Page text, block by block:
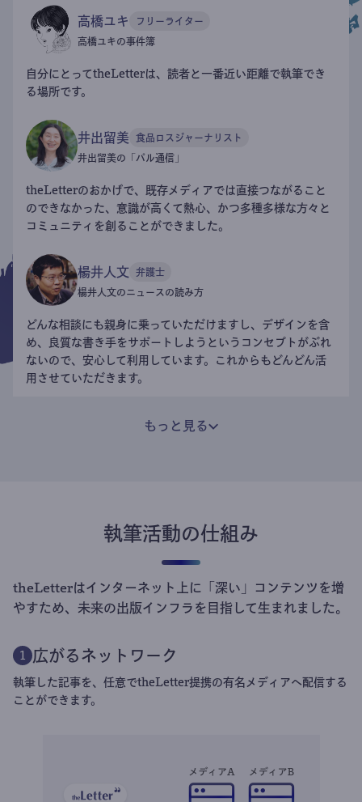
高橋ユキ フリーライター
高橋ユキの事件簿
自分にとってtheLetterは、読者と一番近い距離で執筆でき
る場所です。
井出留美 食品ロスジャーナリスト
井出留美の「パル通信」
theLetterのおかげで、既存メディアでは直接つながること
のできなかった、意識が高くて熱心、かつ多種多様な方々と
コミュニティを創ることができました。
楊井人文 弁護士
楊井人文のニュースの読み方
どんな相談にも親身に乗っていただけますし、デザインを含
め、良質な書き手をサポートしようというコンセプトがぶれ
ないので、安心して利用しています。これからもどんどん活
用させていただきます。
もっと見る
執筆活動の仕組み
theLetterはインターネット上に「深い」コンテンツを増
やすため、未来の出版インフラを目指して生まれました。
1 広がるネットワーク
執筆した記事を、任意でtheLetter提携の有名メディアへ配信する
ことができます。